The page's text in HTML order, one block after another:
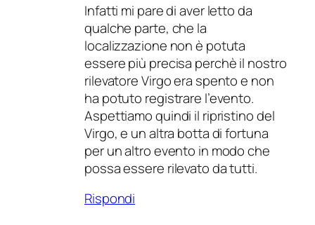
Infatti mi pare di aver letto da
qualche parte, che la
localizzazione non è potuta
essere più precisa perchè il nostro
rilevatore Virgo era spento e non
ha potuto registrare l’evento.
Aspettiamo quindi il ripristino del
Virgo, e un altra botta di fortuna
per un altro evento in modo che
possa essere rilevato da tutti.
Rispondi